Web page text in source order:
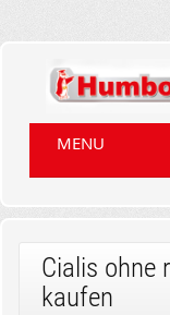
MENU
Cialis ohne
kaufen